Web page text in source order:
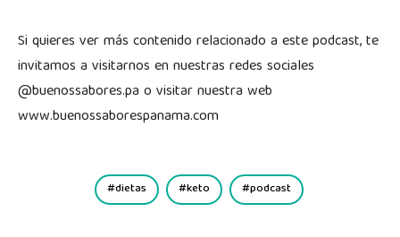
Si quieres ver más contenido relacionado a este podcast, te
invitamos a visitarnos en nuestras redes sociales
@buenossabores.pa o visitar nuestra web
www.buenossaborespanama.com
dietas keto podcast